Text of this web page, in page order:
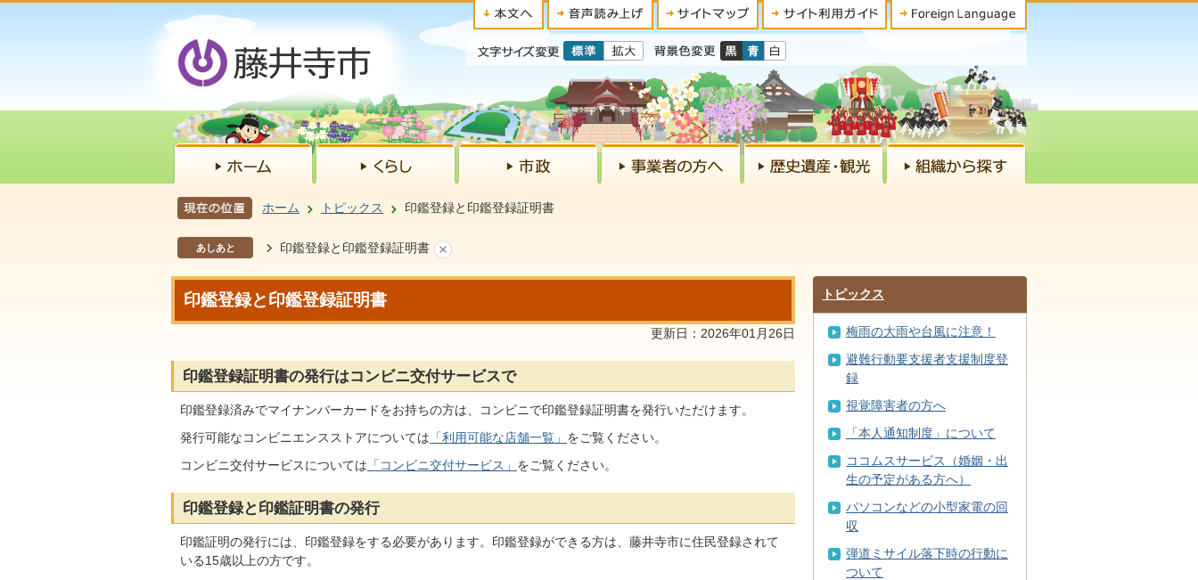
ホーム トピックス 印鑑登録と印鑑登録証明書
あしあと 印鑑登録と印鑑登録証明書
印鑑登録と印鑑登録証明書
更新日：2026年01月26日
印鑑登録証明書の発行はコンビニ交付サービスで
印鑑登録済みでマイナンバーカードをお持ちの方は、コンビニで印鑑登録証明書を発行いただけます。
発行可能なコンビニエンスストアについては 「利用可能な店舗一覧」 をご覧ください。
コンビニ交付サービスについては 「コンビニ交付サービス」 をご覧ください。
印鑑登録と印鑑証明書の発行
印鑑証明の発行には、印鑑登録をする必要があります。印鑑登録ができる方は、藤井寺市に住民登録されて
いる15歳以上の方です。
トピックス
梅雨の大雨や台風に注意！
避難行動要支援者支援制度登
録
視覚障害者の方へ
「本人通知制度」について
ココムスサービス（婚姻・出
生の予定がある方へ）
パソコンなどの小型家電の回
収
弾道ミサイル落下時の行動に
ついて